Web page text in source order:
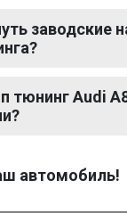
заводские
тюнинг Audi
автомобиль!